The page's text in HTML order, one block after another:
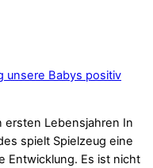
unsere Babys positiv
ersten Lebensjahren In
spielt Spielzeug eine
Entwicklung. Es ist nicht